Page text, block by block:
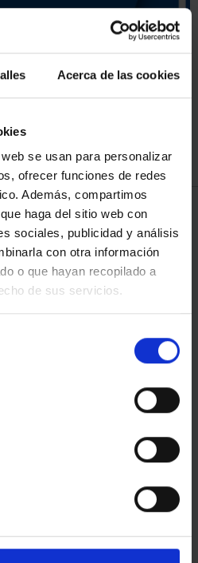
Acerca de las cookies
se usan para personalizar
ofrecer funciones de redes
Además, compartimos
haga del sitio web con
sociales, publicidad y análisis
con otra información
o que hayan recopilado a
de sus servicios.
JORGE JUAN (2023) SIL...